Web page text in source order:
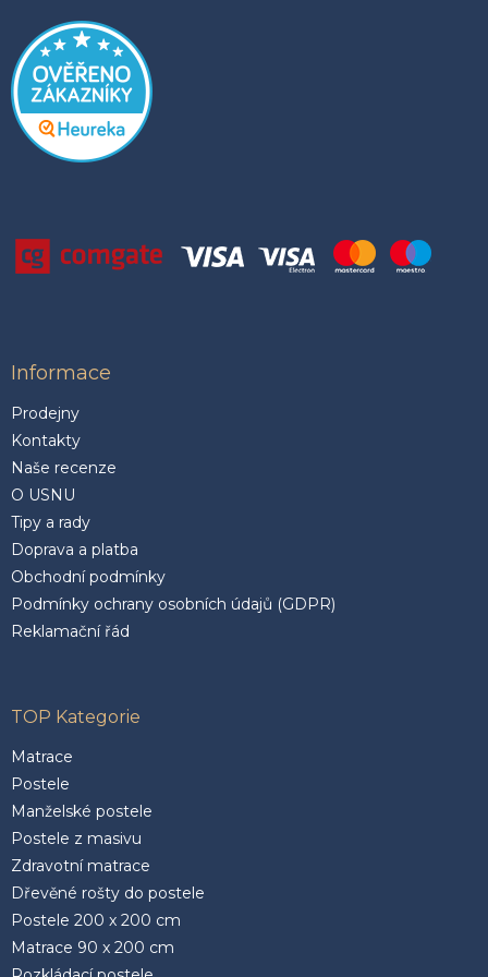
Informace
Prodejny
Kontakty
Naše recenze
O USNU
Tipy a rady
Doprava a platba
Obchodní podmínky
Podmínky ochrany osobních údajů (GDPR)
Reklamační řád
TOP Kategorie
Matrace
Postele
Manželské postele
Postele z masivu
Zdravotní matrace
Dřevěné rošty do postele
Postele 200 x 200 cm
Matrace 90 x 200 cm